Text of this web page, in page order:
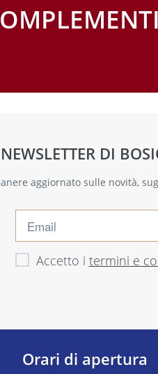
DI
aggiornato sulle novità,
Accetto i termini e
Orari di apertura